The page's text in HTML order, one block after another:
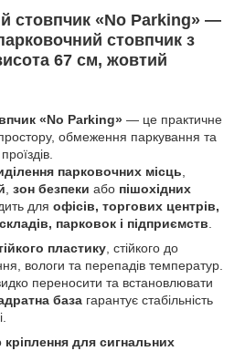
стовпчик «No Parking» —
стовпчик з
67 см, жовтий
«No Parking» — це практичне
обмеження паркування та
парковочних місць,
, зон безпеки або пішохідних
для офісів, торгових центрів,
парковок і підприємств.
пластику, стійкого до
вологи та перепадів температур.
переносити та встановлювати
база гарантує стабільність
кріплення для сигнальних